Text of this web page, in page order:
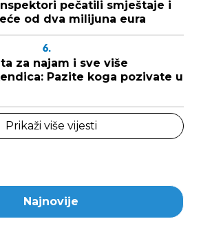
pečatili smještaje i
od dva milijuna eura
6.
za najam i sve više
Pazite koga pozivate u
Prikaži više vijesti
Najnovije